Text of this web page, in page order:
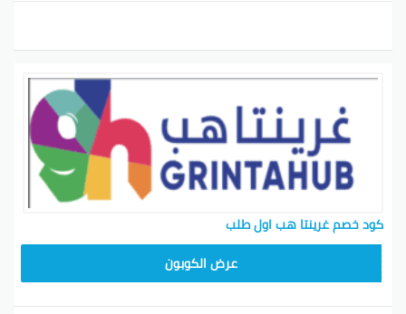
كود خصم غرينتا هب اول طلب
عرض الكوبون